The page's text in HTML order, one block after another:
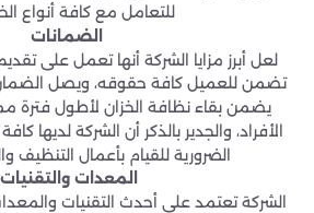
للتعامل مع كافة أنواع
الضمانات
لعل أبرز مزايا الشركة أنها تعمل على
تضمن للعميل كافة حقوقه، ويصل
يضمن بقاء نظافة الخزان لأطول فترة
الأفراد، والجدير بالذكر أن الشركة لديها
الضرورية للقيام بأعمال التنظيف
المعدات والتقنيات
الشركة تعتمد على أحدث التقنيات